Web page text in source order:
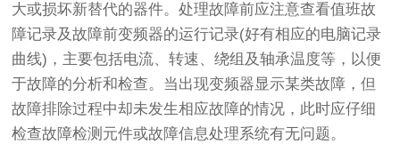
大或损坏新替代的器件。处理故障前应注意查看值班故
障记录及故障前变频器的运行记录(好有相应的电脑记录
曲线)，主要包括电流、转速、绕组及轴承温度等，以便
于故障的分析和检查。当出现变频器显示某类故障，但
故障排除过程中却未发生相应故障的情况，此时应仔细
检查故障检测元件或故障信息处理系统有无问题。